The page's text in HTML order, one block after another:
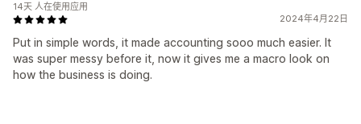
2024年4月22日
Put in simple words, it made accounting sooo much easier. It
was super messy before it, now it gives me a macro look on
how the business is doing.
14天 人在使用应用